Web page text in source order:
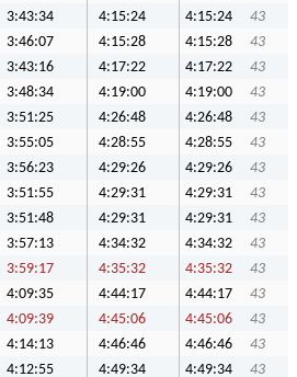
3:43:34 4:15:24 4:15:24
43
3:46:07 4:15:28 4:15:28
43
3:43:16 4:17:22 4:17:22
43
3:48:34 4:19:00 4:19:00
43
3:51:25 4:26:48 4:26:48
43
3:55:05 4:28:55 4:28:55
43
3:56:23 4:29:26 4:29:26
43
3:51:55 4:29:31 4:29:31
43
3:51:48 4:29:31 4:29:31
43
3:57:13 4:34:32 4:34:32
43
3:59:17 4:35:32 4:35:32
43
4:09:35 4:44:17 4:44:17
43
4:09:39 4:45:06 4:45:06
43
4:14:13 4:46:46 4:46:46
43
4:12:55 4:49:34 4:49:34
43